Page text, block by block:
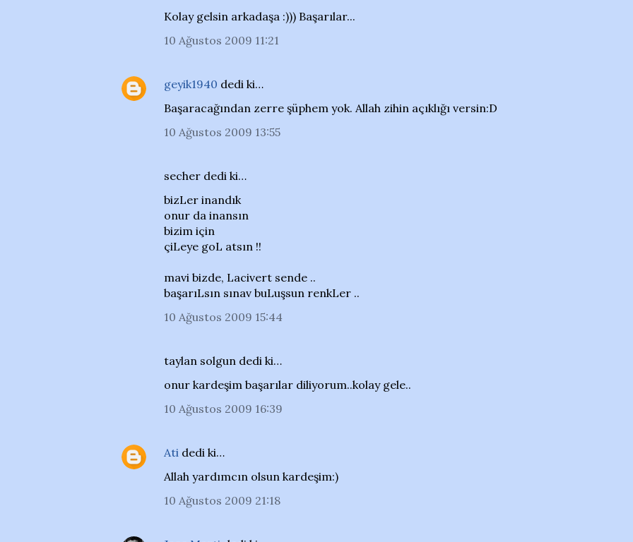
Kolay gelsin arkadaşa :))) Başarılar...
10 Ağustos 2009 11:21
geyik1940 dedi ki…
Başaracağından zerre şüphem yok. Allah zihin açıklığı versin:D
10 Ağustos 2009 13:55
secher dedi ki…
bizLer inandık
onur da inansın
bizim için
çiLeye goL atsın !!
mavi bizde, Lacivert sende ..
başarıLsın sınav buLuşsun renkLer ..
10 Ağustos 2009 15:44
taylan solgun dedi ki…
onur kardeşim başarılar diliyorum..kolay gele..
10 Ağustos 2009 16:39
Ati dedi ki…
Allah yardımcın olsun kardeşim:)
10 Ağustos 2009 21:18